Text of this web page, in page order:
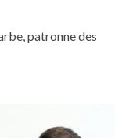
patronne des